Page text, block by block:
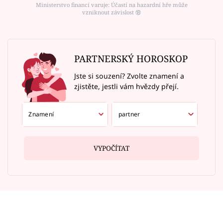
Ministerstvo financí varuje: Účastí na hazardní hře může
vzniknout závislost ⑱
PARTNERSKÝ HOROSKOP
Jste si souzení? Zvolte znamení a
zjistěte, jestli vám hvězdy přejí.
VYPOČÍTAT